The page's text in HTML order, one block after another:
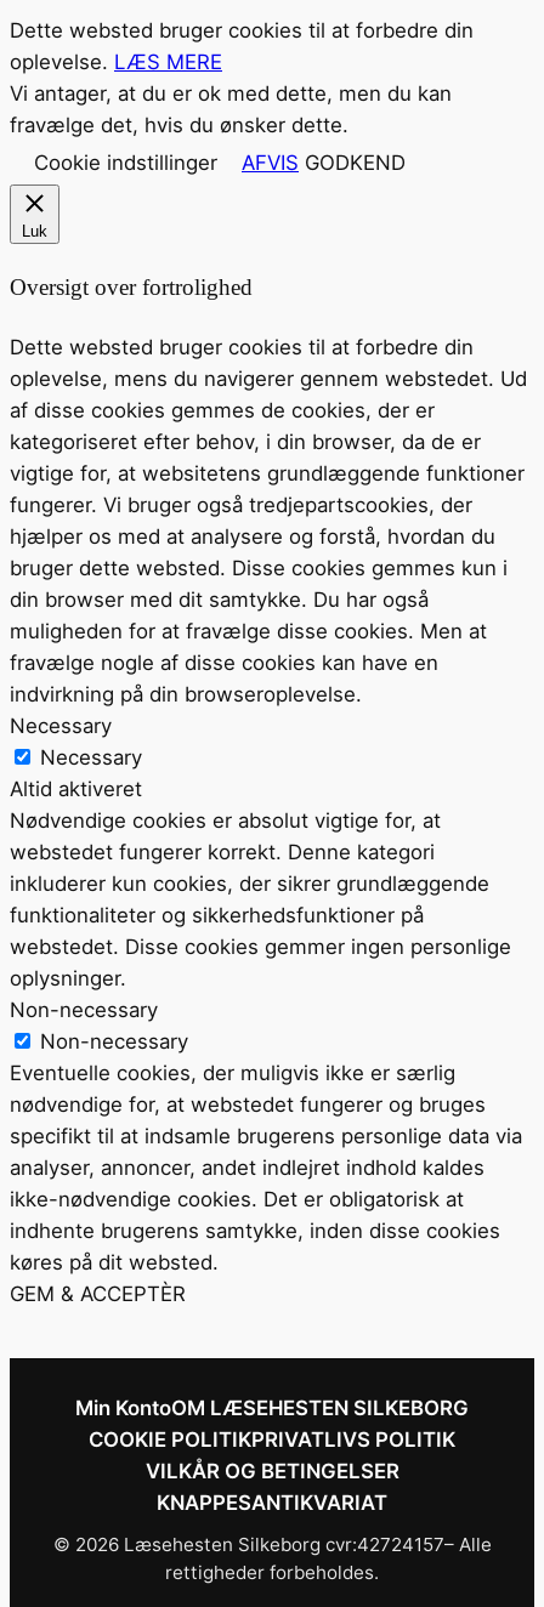
Dette websted bruger cookies til at forbedre din
oplevelse. LÆS MERE
Vi antager, at du er ok med dette, men du kan
fravælge det, hvis du ønsker dette.
Cookie indstillinger
AFVIS GODKEND
Luk
Oversigt over fortrolighed
Dette websted bruger cookies til at forbedre din
oplevelse, mens du navigerer gennem webstedet. Ud
af disse cookies gemmes de cookies, der er
kategoriseret efter behov, i din browser, da de er
vigtige for, at websitetens grundlæggende funktioner
fungerer. Vi bruger også tredjepartscookies, der
hjælper os med at analysere og forstå, hvordan du
bruger dette websted. Disse cookies gemmes kun i
din browser med dit samtykke. Du har også
muligheden for at fravælge disse cookies. Men at
fravælge nogle af disse cookies kan have en
indvirkning på din browseroplevelse.
Necessary
Necessary
Altid aktiveret
Nødvendige cookies er absolut vigtige for, at
webstedet fungerer korrekt. Denne kategori
inkluderer kun cookies, der sikrer grundlæggende
funktionaliteter og sikkerhedsfunktioner på
webstedet. Disse cookies gemmer ingen personlige
oplysninger.
Non-necessary
Non-necessary
Eventuelle cookies, der muligvis ikke er særlig
nødvendige for, at webstedet fungerer og bruges
specifikt til at indsamle brugerens personlige data via
analyser, annoncer, andet indlejret indhold kaldes
ikke-nødvendige cookies. Det er obligatorisk at
indhente brugerens samtykke, inden disse cookies
køres på dit websted.
GEM & ACCEPTÈR
Min KontoOM LÆSEHESTEN SILKEBORG
COOKIE POLITIKPRIVATLIVS POLITIK
VILKÅR OG BETINGELSER
KNAPPESANTIKVARIAT
© 2026 Læsehesten Silkeborg cvr:42724157– Alle
rettigheder forbeholdes.